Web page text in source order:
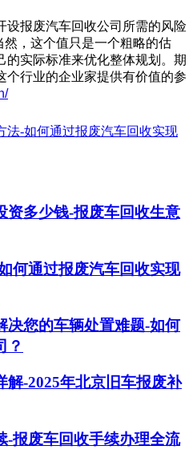
设报废汽车回收公司所需的风险
，这个值只是一个粗略的估
的实际标准来优化整体规划。期
个行业的企业家提供有价值的参
法-如何通过报废汽车回收实现
资多少钱-报废车回收生意
何通过报废汽车回收实现
决您的车辆处置难题-如何
？
解-2025年北京旧车报废补
-报废车回收手续办理全流